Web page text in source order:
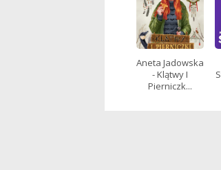
Aneta Jadowska
- Klątwy I
Pierniczk...